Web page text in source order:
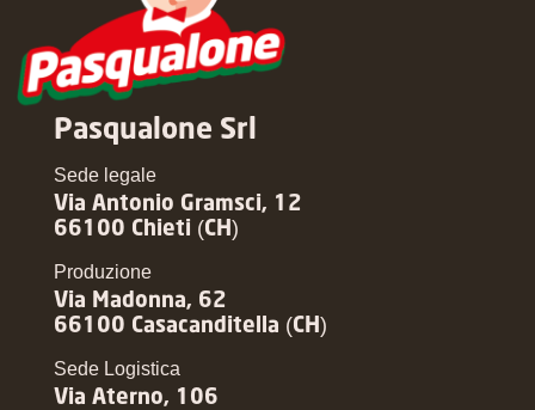
Pasqualone Srl
Sede legale
Via Antonio Gramsci, 12
66100 Chieti (CH)
Produzione
Via Madonna, 62
66100 Casacanditella (CH)
Sede Logistica
Via Aterno, 106